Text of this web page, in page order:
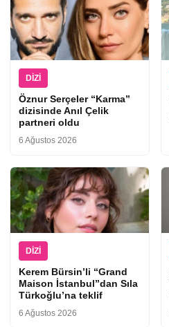
DIZI
Öznur Serçeler “Karma”
dizisinde Anıl Çelik
partneri oldu
6 Ağustos 2026
DIZI
Kerem Bürsin’li “Grand
Maison İstanbul”dan Sıla
Türkoğlu’na teklif
6 Ağustos 2026